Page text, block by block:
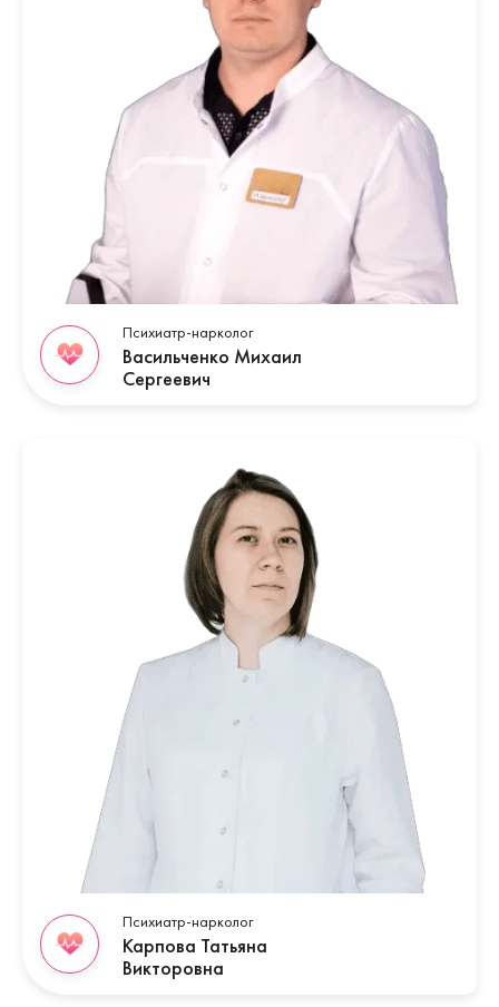
Психиатр-нарколог
Васильченко Михаил
Сергеевич
Психиатр-нарколог
Карпова Татьяна
Викторовна